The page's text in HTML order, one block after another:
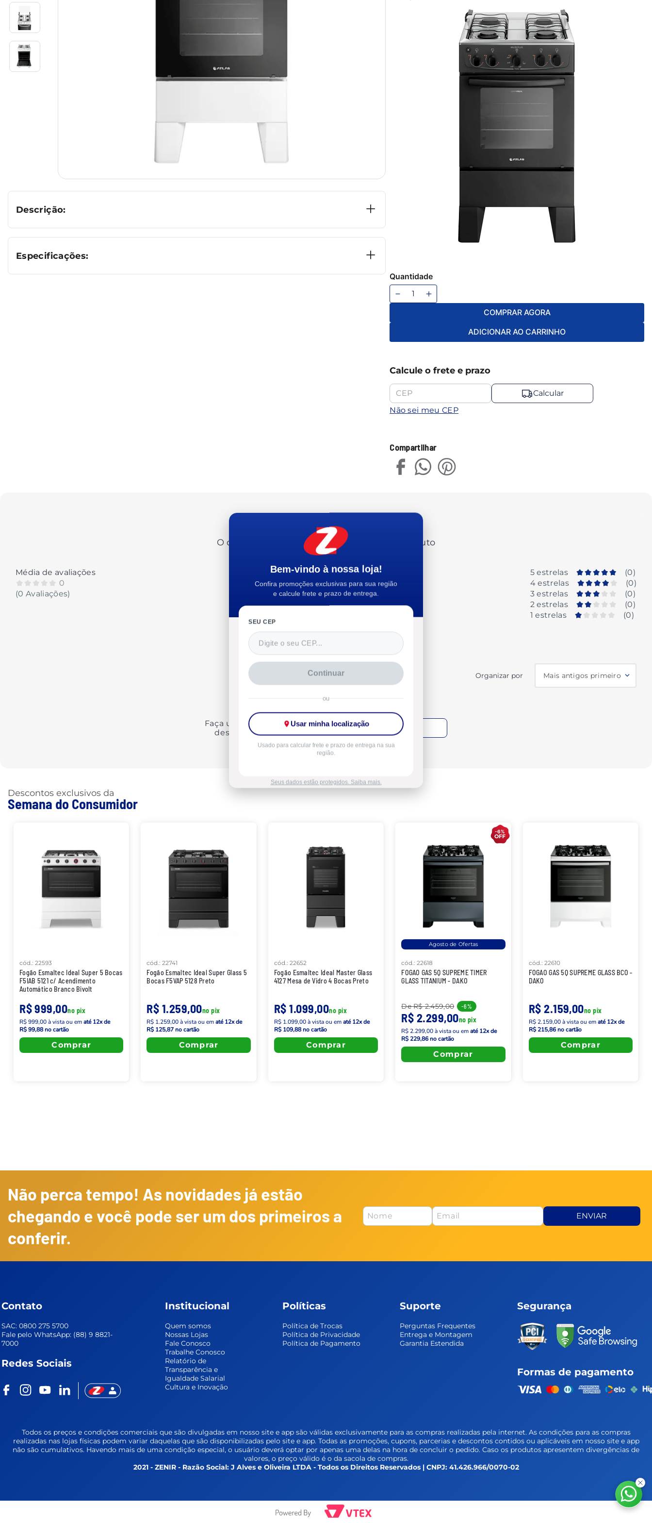
Bem-vindo à nossa loja!
Confira promoções exclusivas para sua região
e calcule frete e prazo de entrega.
SEU CEP
Continuar
ou
Usar minha localização
Usado para calcular frete e prazo de entrega na sua
região.
Seus dados estão protegidos. Saiba mais.
Descrição:
Especificações:
Quantidade
＋
－
COMPRAR AGORA
ADICIONAR AO CARRINHO
Calcule o frete e prazo
Calcular
Não sei meu CEP
Compartilhar
O que os clientes estão dizendo sobre o produto
Média de avaliações
0
(0 Avaliações)
0%
Recomendam esse produto
5 estrelas (0)
4 estrelas
(0)
3 estrelas
(0)
2 estrelas
(0)
1 estrelas
(0)
Organizar por Mais antigos primeiro
Faça uma avaliação
deste produto
Entrar
Descontos exclusivos da
Semana do Consumidor
cód.:22593
Fogão Esmaltec Ideal Super 5 Bocas
F5IAB 5121 c/ Acendimento
Automático Branco Bivolt
R$ 999,00no pix
R$ 999,00à vistaou ematé12x de
R$ 99,88no cartão
cód.:22741
Fogão Esmaltec Ideal Super Glass 5
Bocas F5VAP 5128 Preto
R$ 1.259,00no pix
R$ 1.259,00à vistaou em até12x de
R$ 125,87no cartão
cód.: 22652
Fogão Esmaltec Ideal Master Glass
4127 Mesa de Vidro 4 Bocas Preto
R$ 1.099,00no pix
R$ 1.099,00à vistaou ematé12x de
R$ 109,88no cartão
Agosto de Ofertas
cód.:22618
FOGAO GAS 5Q SUPREME TIMER
GLASS TITANIUM - DAKO
DeR$ 2.459,00 -6%
R$ 2.299,00no pix
R$ 2.299,00à vistaou em até12x de
R$ 229,86no cartão
-6%
cód.: 22610
FOGAO GAS 5Q SUPREME GLASS BCO -
DAKO
R$ 2.159,00no pix
R$ 2.159,00à vistaou em até12x de
R$ 215,86no cartão
Não perca tempo! As novidades já estão
chegando e você pode ser um dos primeiros a
conferir.
ENVIAR
Contato
SAC: 0800 275 5700
Fale pelo WhatsApp: (88) 9 8821-
7000
Redes Sociais
Institucional
Quem somos
Nossas Lojas
Fale Conosco
Trabalhe Conosco
Relatório de
Transparência e
Igualdade Salarial
Cultura e Inovação
Políticas
Política de Trocas
Política de Privacidade
Política de Pagamento
Suporte
Perguntas Frequentes
Entrega e Montagem
Garantia Estendida
Segurança
Formas de pagamento
Todos os preços e condições comerciais que são divulgadas em nosso site e app são válidas exclusivamente para as compras realizadas pela internet. As condições para as compras
realizadas nas lojas físicas podem variar daquelas que são disponibilizadas pelo site e app. Todas as promoções, cupons, parcerias e descontos contidos ou aplicáveis em nosso site e app
não são cumulativos. Havendo mais de uma condição especial, o usuário deverá optar por apenas uma delas na hora de concluir o pedido. Caso os produtos apresentem divergências de
valores, o preço válido é o da sacola de compras.
2021 - ZENIR - Razão Social: J Alves e Oliveira LTDA - Todos os Direitos Reservados | CNPJ: 41.426.966/0070-02